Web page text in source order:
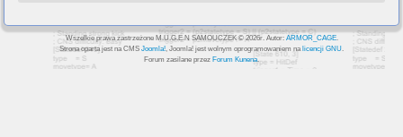
Wszelkie prawa zastrzeżone M.U.G.E.N SAMOUCZEK © 2026r. Autor: ARMOR_CAGE.
Strona oparta jest na CMS Joomla!, Joomla! jest wolnym oprogramowaniem na licencji GNU.
Forum zasilane przez Forum Kunena.